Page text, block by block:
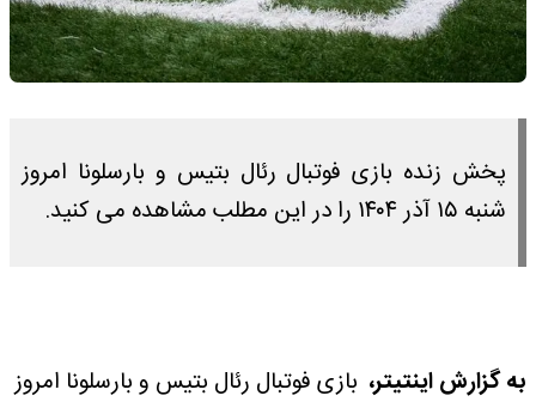
پخش زنده بازی فوتبال رئال بتیس و بارسلونا امروز
شنبه ۱۵ آذر ۱۴۰۴ را در این مطلب مشاهده می کنید.
به گزارش اینتیتر، بازی فوتبال رئال بتیس و بارسلونا امروز